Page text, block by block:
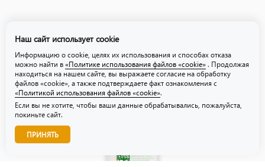
Политика использования файлов «cookie»
Звоните нам!
Наш сайт использует cookie
Информацию о cookie, целях их использования и способах отказа
можно найти в «Политике использования файлов «cookie» . Продолжая
находиться на нашем сайте, вы выражаете согласие на обработку
файлов «cookie», а также подтверждаете факт ознакомления с
«Политикой использования файлов «cookie».
Если вы не хотите, чтобы ваши данные обрабатывались, пожалуйста,
покиньте сайт.
ПРИНЯТЬ